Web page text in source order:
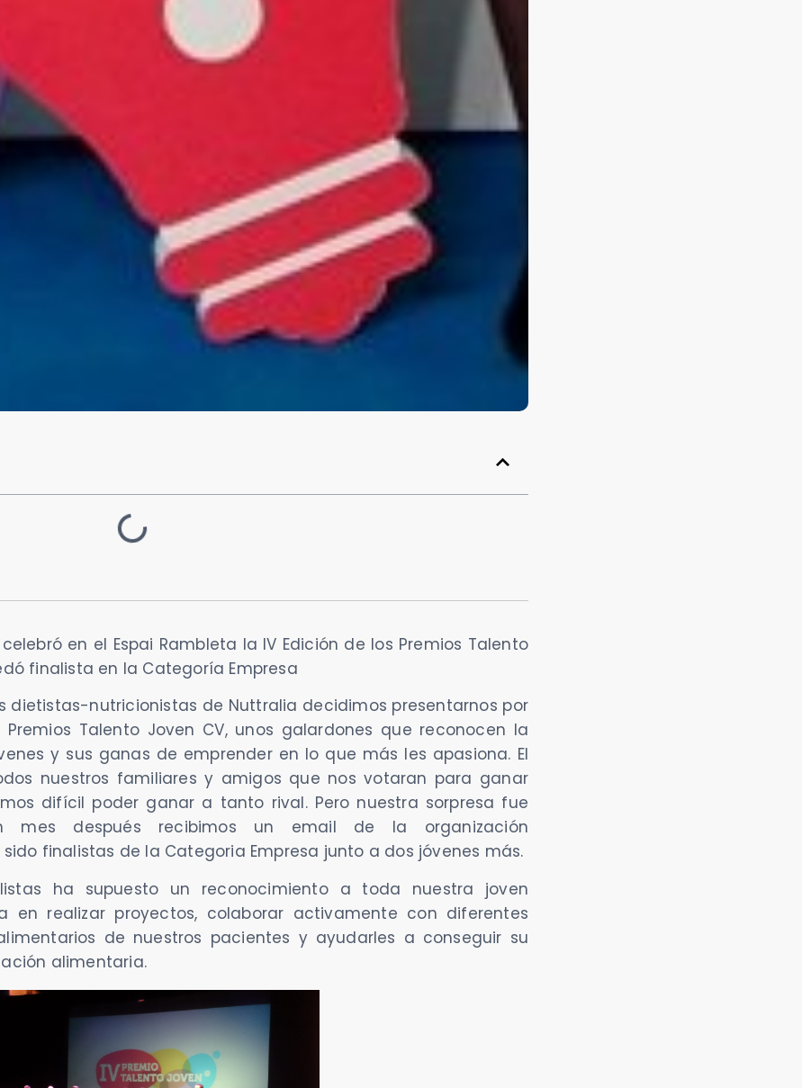
en el Espai Rambleta la IV Edición de los Premios Talento
finalista en la Categoría Empresa
dietistas-nutricionistas de Nuttralia decidimos presentarnos por
Talento Joven CV, unos galardones que reconocen la
y sus ganas de emprender en lo que más les apasiona. El
nuestros familiares y amigos que nos votaran para ganar
difícil poder ganar a tanto rival. Pero nuestra sorpresa fue
mes después recibimos un email de la organización
finalistas de la Categoria Empresa junto a dos jóvenes más.
ha supuesto un reconocimiento a toda nuestra joven
en realizar proyectos, colaborar activamente con diferentes
de nuestros pacientes y ayudarles a conseguir su
alimentaria.